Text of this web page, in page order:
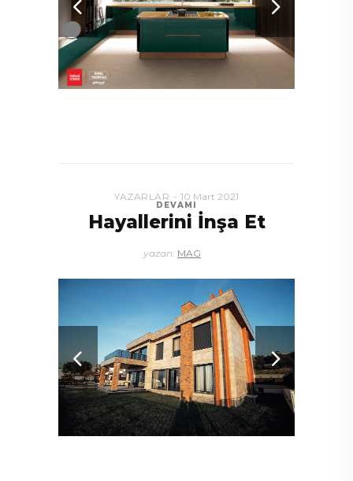
DEVAMI
YAZARLAR 10 Mart 2021
Hayallerini İnşa Et
yazan: MAG